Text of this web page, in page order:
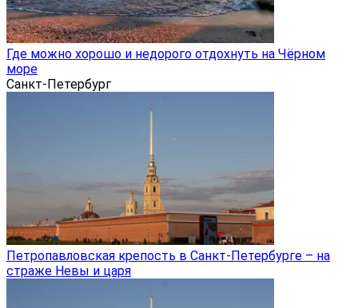
Где можно хорошо и недорого отдохнуть на Чёрном
море
Санкт-Петербург
Петропавловская крепость в Санкт-Петербурге – на
страже Невы и царя